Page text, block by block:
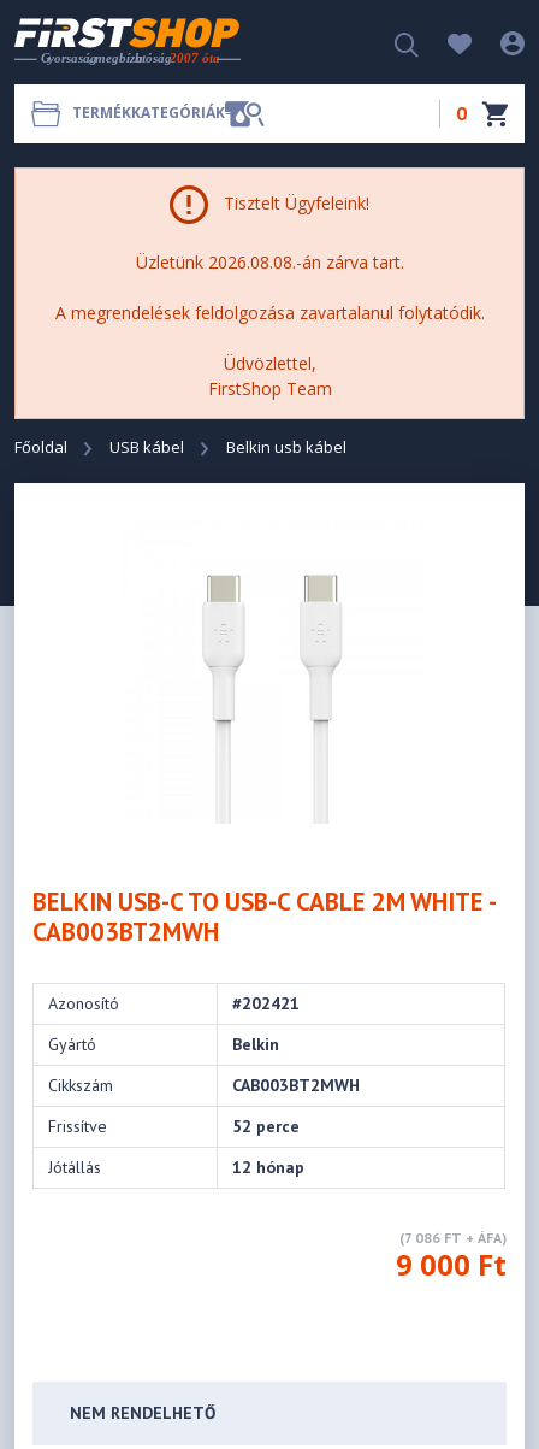
TERMÉKKATEGÓRIÁK 0
Tisztelt Ügyfeleink!
Üzletünk 2026.08.08.-án zárva tart.
A megrendelések feldolgozása zavartalanul folytatódik.
Üdvözlettel,
FirstShop Team
Főoldal USB kábel Belkin usb kábel
BELKIN USB-C TO USB-C CABLE 2M WHITE -
CAB003BT2MWH
Azonosító
#202421
Gyártó
Belkin
Cikkszám
CAB003BT2MWH
Frissítve
52 perce
Jótállás
12 hónap
(7 086 FT + ÁFA)
9 000 Ft
NEM RENDELHETŐ